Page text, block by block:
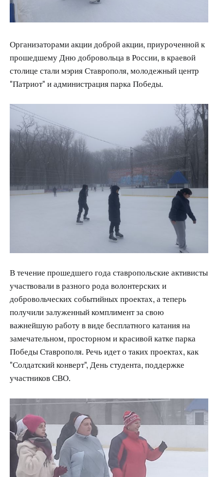
Организаторами акции доброй акции, приуроченной к
прошедшему Дню добровольца в России, в краевой
столице стали мэрия Ставрополя, молодежный центр
"Патриот" и администрация парка Победы.
В течение прошедшего года ставропольские активисты
участвовали в разного рода волонтерских и
добровольческих событийных проектах, а теперь
получили залуженный комплимент за свою
важнейшую работу в виде бесплатного катания на
замечательном, просторном и красивой катке парка
Победы Ставрополя. Речь идет о таких проектах, как
"Солдатский конверт", День студента, поддержке
участников СВО.